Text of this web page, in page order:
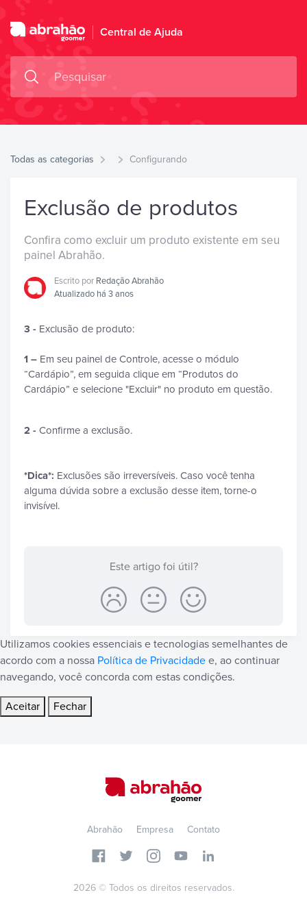
Central de Ajuda
Todas as categorias Configurando
Exclusão de produtos
Confira como excluir um produto existente em seu
painel Abrahão.
Escrito por Redação Abrahão
Atualizado há 3 anos
3 - Exclusão de produto:
1 – Em seu painel de Controle, acesse o módulo
“Cardápio”, em seguida clique em “Produtos do
Cardápio” e selecione "Excluir" no produto em questão.
2 - Confirme a exclusão.
*Dica*: Exclusões são irreversíveis. Caso você tenha
alguma dúvida sobre a exclusão desse item, torne-o
invisível.
Este artigo foi útil?
Utilizamos cookies essenciais e tecnologias semelhantes de
acordo com a nossa Política de Privacidade e, ao continuar
navegando, você concorda com estas condições.
Aceitar Fechar
Abrahão Empresa Contato
2026 © Todos os direitos reservados.